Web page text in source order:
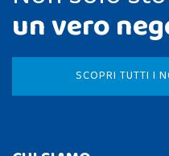
un vero
SCOPRI TUTTI I